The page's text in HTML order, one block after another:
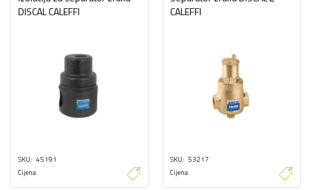
DISCAL CALEFFI
SKU 45191
Cijena
CALEFFI
SKU 53217
Cijena